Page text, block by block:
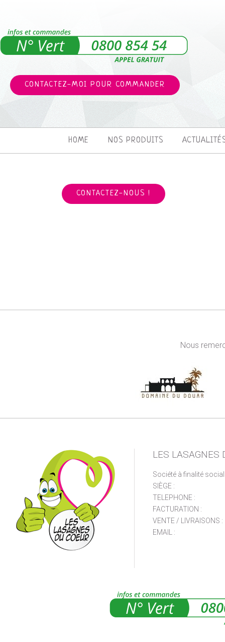
CONTACTEZ-MOI POUR COMMANDER
HOME NOS PRODUITS
CONTACTEZ-NOUS !
Nous
LES LASAGNES
Société à finalité
SIÈGE :
TELEPHONE :
FACTURATION :
VENTE / LIVRAISONS :
EMAIL :